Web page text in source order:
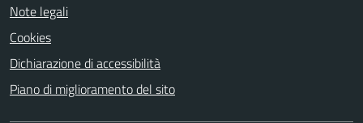
Note legali
Cookies
Dichiarazione di accessibilità
Piano di miglioramento del sito